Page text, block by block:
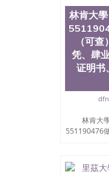
工学院
包括：
术、电
科学
工程、
出操作
司人员
到结
印，
感，
同时
在读证
信
林肯大
（可
凭、肆
证明书
林肯大
551190476